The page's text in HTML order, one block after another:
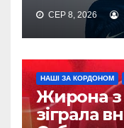
СЕР 8, 2026
НАШІ ЗА КОРДОНОМ
Жирона з
зіграла